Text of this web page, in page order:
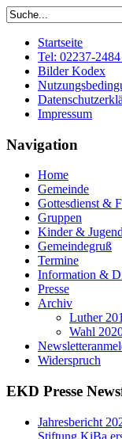
Startseite
Tel: 02237-
Bilder Kodex
Impressum
Navigation
Home
Gemeinde
Gottesdienst &
Gruppen
Kinder &
Gemeindegruß
Termine
Information &
Presse
Archiv
Luther
Wahl
Widerspruch
EKD Presse
Jahresbericht
Stiftung KiBa